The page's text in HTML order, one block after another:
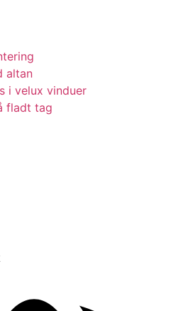
altan
i velux vinduer
fladt tag